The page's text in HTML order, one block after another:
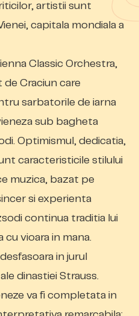
artistii sunt
capitala mondiala a
Classic Orchestra,
Craciun care
sarbatorile de iarna
sub bagheta
Optimismul, dedicatia,
caracteristicile stilului
muzica, bazat pe
si experienta
continua traditia lui
cu vioara in mana.
in jurul
dinastiei Strauss.
va fi completata in